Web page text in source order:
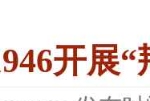
开展